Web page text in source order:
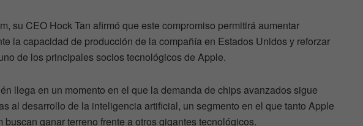
su CEO Hock Tan afirmó que este compromiso permitirá aumentar
la capacidad de producción de la compañía en Estados Unidos y reforzar
de los principales socios tecnológicos de Apple.
llega en un momento en el que la demanda de chips avanzados sigue
al desarrollo de la inteligencia artificial, un segmento en el que tanto Apple
buscan ganar terreno frente a otros gigantes tecnológicos.